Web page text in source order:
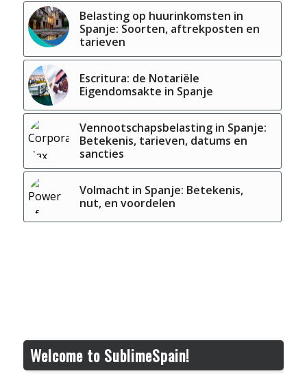
Belasting op huurinkomsten in
Spanje: Soorten, aftrekposten en
tarieven
Escritura: de Notariële
Eigendomsakte in Spanje
Vennootschapsbelasting in Spanje:
Betekenis, tarieven, datums en
sancties
Volmacht in Spanje: Betekenis,
nut, en voordelen
Welcome to SublimeSpain!